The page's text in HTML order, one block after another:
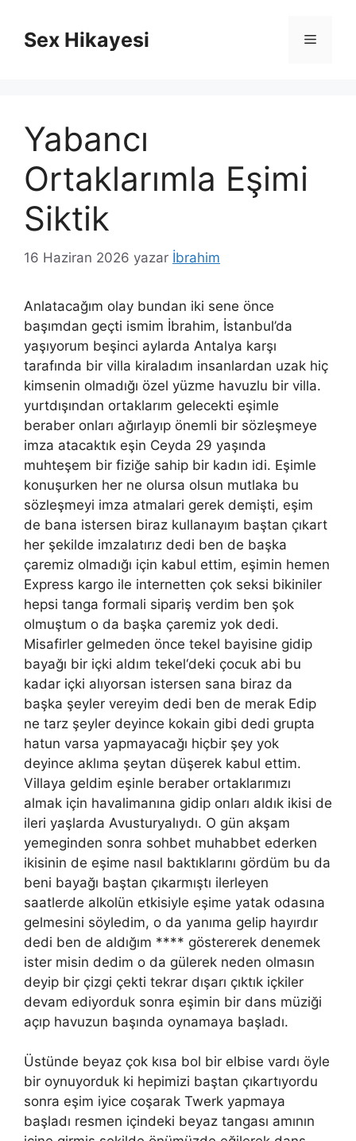
Sex Hikayesi Menü
Yabancı
Ortaklarımla Eşimi
Siktik
16 Haziran 2026 yazar İbrahim
Anlatacağım olay bundan iki sene önce
başımdan geçti ismim İbrahim, İstanbul’da
yaşıyorum beşinci aylarda Antalya karşı
tarafında bir villa kiraladım insanlardan uzak hiç
kimsenin olmadığı özel yüzme havuzlu bir villa.
yurtdışından ortaklarım gelecekti eşimle
beraber onları ağırlayıp önemli bir sözleşmeye
imza atacaktık eşin Ceyda 29 yaşında
muhteşem bir fiziğe sahip bir kadın idi. Eşimle
konuşurken her ne olursa olsun mutlaka bu
sözleşmeyi imza atmalari gerek demişti, eşim
de bana istersen biraz kullanayım baştan çıkart
her şekilde imzalatırız dedi ben de başka
çaremiz olmadığı için kabul ettim, eşimin hemen
Express kargo ile internetten çok seksi bikiniler
hepsi tanga formali sipariş verdim ben şok
olmuştum o da başka çaremiz yok dedi.
Misafirler gelmeden önce tekel bayisine gidip
bayağı bir içki aldım tekel‘deki çocuk abi bu
kadar içki alıyorsan istersen sana biraz da
başka şeyler vereyim dedi ben de merak Edip
ne tarz şeyler deyince kokain gibi dedi grupta
hatun varsa yapmayacağı hiçbir şey yok
deyince aklıma şeytan düşerek kabul ettim.
Villaya geldim eşinle beraber ortaklarımızı
almak için havalimanına gidip onları aldık ikisi de
ileri yaşlarda Avusturyalıydı. O gün akşam
yemeginden sonra sohbet muhabbet ederken
ikisinin de eşime nasıl baktıklarını gördüm bu da
beni bayağı baştan çıkarmıştı ilerleyen
saatlerde alkolün etkisiyle eşime yatak odasına
gelmesini söyledim, o da yanıma gelip hayırdır
dedi ben de aldığım **** göstererek denemek
ister misin dedim o da gülerek neden olmasın
deyip bir çizgi çekti tekrar dışarı çıktık içkiler
devam ediyorduk sonra eşimin bir dans müziği
açıp havuzun başında oynamaya başladı.
Üstünde beyaz çok kısa bol bir elbise vardı öyle
bir oynuyorduk ki hepimizi baştan çıkartıyordu
sonra eşim iyice coşarak Twerk yapmaya
başladı resmen içindeki beyaz tangası amının